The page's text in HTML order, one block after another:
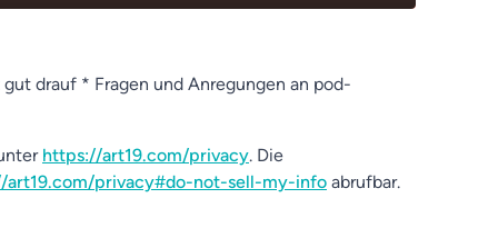
drauf * Fragen und Anregungen an pod-
https://art19.com/privacy. Die
art19.com/privacy#do-not-sell-my-info abrufbar.